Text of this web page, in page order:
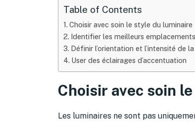
Table of Contents
Choisir avec soin le style du luminaire
Identifier les meilleurs
Définir l’orientation et l’intensité de
User des éclairages d’accentuation
Choisir avec soin
Les luminaires ne sont pas